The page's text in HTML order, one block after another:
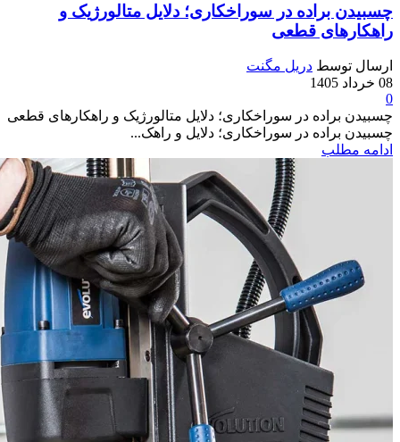
چسبیدن براده در سوراخکاری؛ دلایل متالورژیک و
راهکارهای قطعی
ارسال توسط دریل مگنت
08 خرداد 1405
0
چسبیدن براده در سوراخکاری؛ دلایل متالورژیک و راهکارهای قطعی
چسبیدن براده در سوراخکاری؛ دلایل و راهک...
ادامه مطلب